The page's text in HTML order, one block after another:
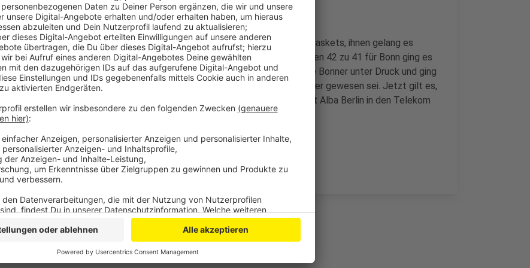
Die Gastgeber aus Riga spielten deutlich körperbetonter als die Baskets, ihnen gelang es
dadurch, dem Spiel ihren Stempel aufzudrücken. Mit einem knappen 42 zu 41 für Bonn ging es
in die Halbzeit, aber dann übernahm das Team aus Riga, setzte die Bonner unter Druck und ging
in Führung. Bonns Headcoach Moors räumte ein, dass Riga hungriger gewesen sei. Jetzt gilt es,
wieder den Fokus auf die Bundesliga zu legen, am Sonntag kommt Alba Berlin in den Telekom
Dome.
Anzeige